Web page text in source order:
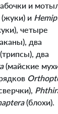
и
(жуки) и
четыре
два
два
(майские
(блохи).